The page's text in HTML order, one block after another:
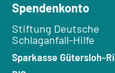
Spendenkonto
Empfänger:
Stiftung Deutsche
Schlaganfall-Hilfe
Bank:
Sparkasse Gütersloh-